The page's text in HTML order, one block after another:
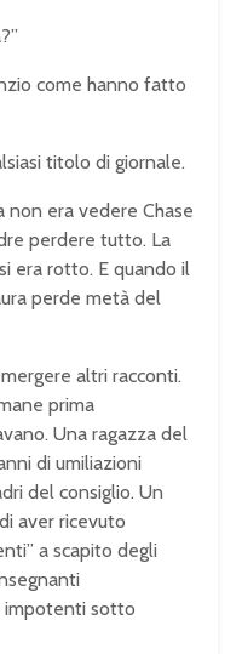
come hanno fatto
titolo di giornale.
non era vedere Chase
perdere tutto. La
era rotto. E quando il
perde metà del
altri racconti.
prima
Una ragazza del
di umiliazioni
del consiglio. Un
aver ricevuto
a scapito degli
impotenti sotto